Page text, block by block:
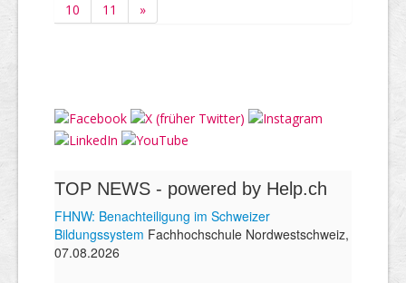
10
11 »